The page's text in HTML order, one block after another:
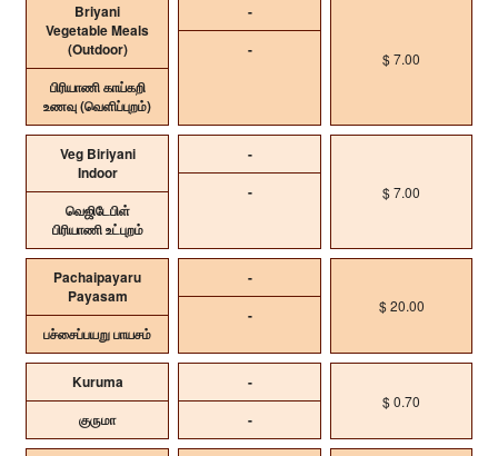
Briyani
Vegetable Meals
(Outdoor)
பிரியாணி காய்கறி
உணவு (வெளிப்புறம்)
-
-
$ 7.00
Veg Biriyani
Indoor
வெஜிடேபிள்
பிரியாணி உட்புறம்
-
-
$ 7.00
Pachaipayaru
Payasam
பச்சைப்பயறு பாயசம்
-
-
$ 20.00
Kuruma
குருமா
-
-
$ 0.70